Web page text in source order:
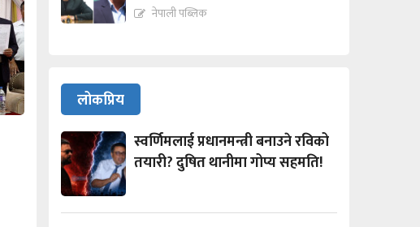
नेपाली पब्लिक
लोकप्रिय
स्वर्णिमलाई प्रधानमन्त्री बनाउने रविको
तयारी? दुषित थानीमा गोप्य सहमति!